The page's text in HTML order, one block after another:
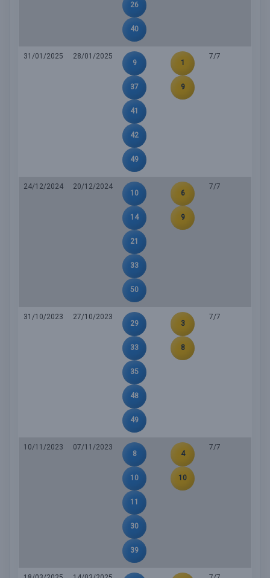
26
40
31/01/2025
28/01/2025
9
37
41
42
49
1
9
7/7
24/12/2024
20/12/2024
10
14
21
33
50
6
9
7/7
31/10/2023
27/10/2023
29
33
35
48
49
3
8
7/7
10/11/2023
07/11/2023
8
10
11
30
39
4
10
7/7